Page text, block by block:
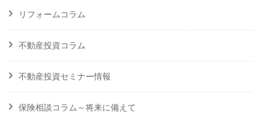
リフォームコラム
不動産投資コラム
不動産投資セミナー情報
保険相談コラム～将来に備えて